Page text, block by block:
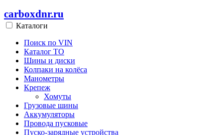
carboxdnr.ru
Каталоги
Поиск по VIN
Каталог ТО
Шины и диски
Колпаки на колёса
Манометры
Крепеж
Хомуты
Грузовые шины
Аккумуляторы
Провода пусковые
Пуско-зарядные устройства